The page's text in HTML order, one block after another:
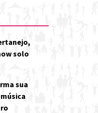
solo
sua